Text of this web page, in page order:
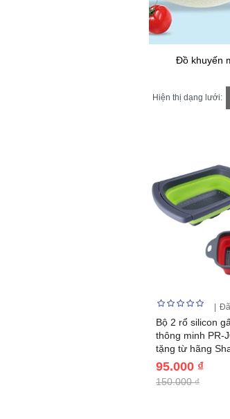
Đồ khuyến
Hiện thị dạng lưới:
Bộ 2 rổ silicon
thông minh PR-
tặng từ hãng
95.000 ₫
150.000 ₫